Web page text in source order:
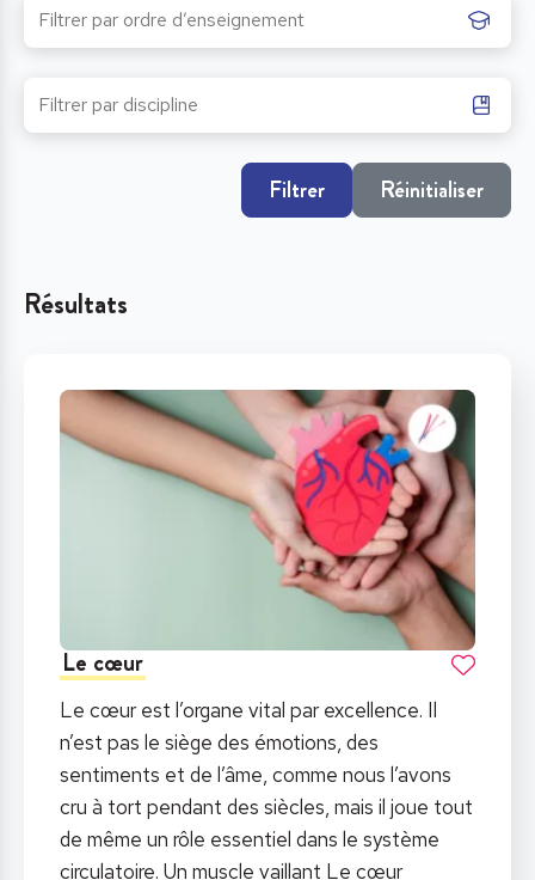
Filtrer Réinitialiser
Résultats
Le cœur
Le cœur est l’organe vital par excellence. Il
n’est pas le siège des émotions, des
sentiments et de l’âme, comme nous l’avons
cru à tort pendant des siècles, mais il joue tout
de même un rôle essentiel dans le système
circulatoire. Un muscle vaillant Le cœur